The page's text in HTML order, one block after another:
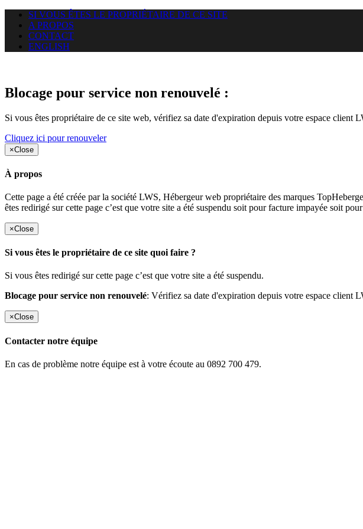
SI VOUS ÊTES LE PROPRIÉTAIRE DE CE SITE
A PROPOS
CONTACT
ENGLISH
Blocage pour service non renouvelé :
Si vous êtes propriétaire de ce site web, vérifiez sa date d'expiration depuis votre espace client
Cliquez ici pour renouveler
×Close
À propos
Cette page a été créée par la société LWS, Hébergeur web propriétaire des marques
êtes redirigé sur cette page c’est que votre site a été suspendu soit pour facture impayée soit
×Close
Si vous êtes le propriétaire de ce site quoi faire ?
Si vous êtes redirigé sur cette page c’est que votre site a été suspendu.
Blocage pour service non renouvelé: Vérifiez sa date d'expiration depuis votre espace client
×Close
Contacter notre équipe
En cas de problème notre équipe est à votre écoute au 0892 700 479.